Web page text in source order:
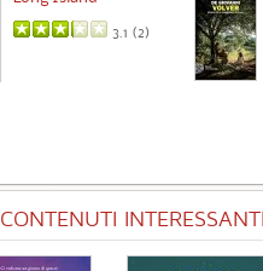
3.1 (2)
CONTENUTI